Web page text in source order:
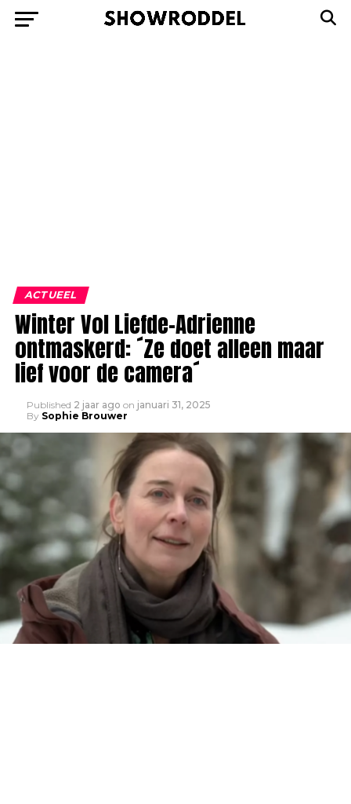
ACTUEEL
Winter Vol Liefde-Adrienne
ontmaskerd: ´Ze doet alleen maar
lief voor de camera´
Published 2 jaar ago on januari 31, 2025
By Sophie Brouwer